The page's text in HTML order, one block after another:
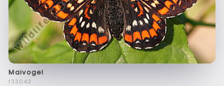
Maivogel
f33042